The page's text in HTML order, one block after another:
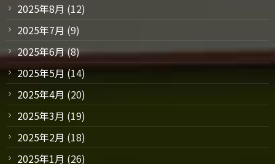
2025年8月 (12)
2025年7月 (9)
2025年6月(8)
2025年5月 (14)
2025年4月 (20)
2025年3月 (19)
2025年2月 (18)
2025年1月 (26)